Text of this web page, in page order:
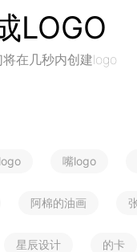
LOGO
在几秒内创建logo
嘴logo
阿棉的油画
星辰设计 的卡